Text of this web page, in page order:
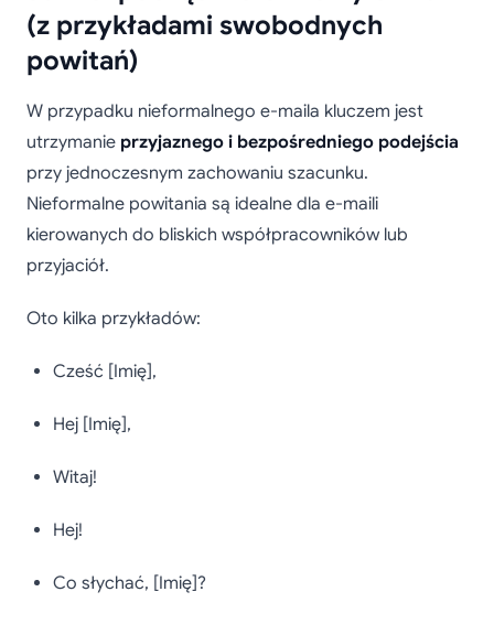
(z przykładami swobodnych
powitań)
W przypadku nieformalnego e-maila kluczem jest
utrzymanie przyjaznego i bezpośredniego podejścia
przy jednoczesnym zachowaniu szacunku.
Nieformalne powitania są idealne dla e-maili
kierowanych do bliskich współpracowników lub
przyjaciół.
Oto kilka przykładów:
Cześć [Imię],
Hej [Imię],
Witaj!
Hej!
Co słychać, [Imię]?